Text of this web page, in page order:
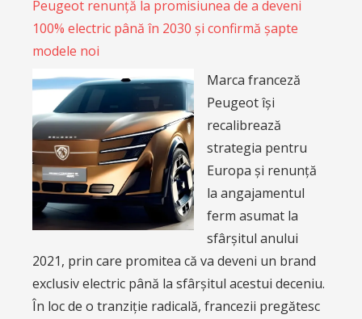
Peugeot renunță la promisiunea de a deveni
100% electric până în 2030 și confirmă șapte
modele noi
Marca franceză
Peugeot își
recalibrează
strategia pentru
Europa și renunță
la angajamentul
ferm asumat la
sfârșitul anului
2021, prin care promitea că va deveni un brand
exclusiv electric până la sfârșitul acestui deceniu.
În loc de o tranziție radicală, francezii pregătesc